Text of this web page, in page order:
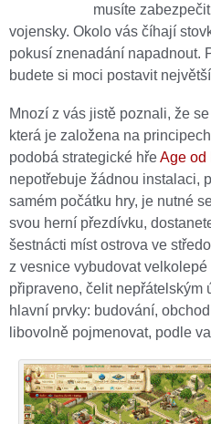
musíte
vojensky. Okolo vás číhají
pokusí znenadání napadnout.
budete si moci postavit
Mnozí z vás jistě poznali, že
která je založena na
podobá strategické hřeAge od
nepotřebuje žádnou instalaci,
samém počátku hry, je nutné
svou herní přezdívku,
šestnácti míst ostrova ve
z vesnice vybudovat
připraveno, čelit nepřátelským
hlavní prvky: budování,
libovolně pojmenovat, podle